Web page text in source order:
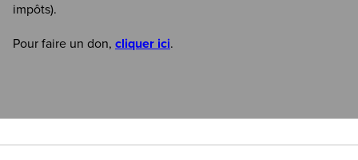
impôts).
Pour faire un don, cliquer ici.